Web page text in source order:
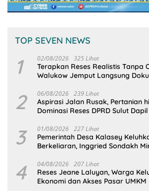
TOP SEVEN NEWS
1 02/08/2026 325 Lihat
Terapkan Reses Realistis Tanpa
Walukow Jemput Langsung
2 06/08/2026 239 Lihat
Aspirasi Jalan Rusak, Pertanian
Dominasi Reses DPRD Sulut
3 01/08/2026 227 Lihat
Pemerintah Desa Kalasey
Berkeliaran, Inggried Sondakh
4 04/08/2026 207 Lihat
Reses Jeane Laluyan, Warga
Ekonomi dan Akses Pasar UMKM